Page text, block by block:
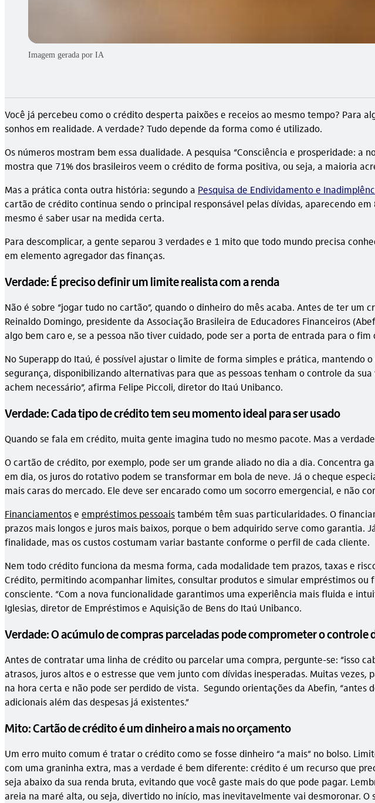
Imagem gerada por IA
Você já percebeu como o crédito desperta paixões e receios ao mesmo tempo? Para
sonhos em realidade. A verdade? Tudo depende da forma como é utilizado.
Os números mostram bem essa dualidade. A pesquisa “Consciência e prosperidade:
mostra que 71% dos brasileiros veem o crédito de forma positiva, ou seja, a maioria
Mas a prática conta outra história: segundo a Pesquisa de Endividamento e
cartão de crédito continua sendo o principal responsável pelas dívidas, aparecendo
mesmo é saber usar na medida certa.
Para descomplicar, a gente separou 3 verdades e 1 mito que todo mundo precisa
em elemento agregador das finanças.
Verdade: É preciso definir um limite realista com a renda
Não é sobre “jogar tudo no cartão”, quando o dinheiro do mês acaba. Antes de ter
Reinaldo Domingo, presidente da Associação Brasileira de Educadores Financeiros
algo bem caro e, se a pessoa não tiver cuidado, pode ser a porta de entrada para o
No Superapp do Itaú, é possível ajustar o limite de forma simples e prática, mantendo
segurança, disponibilizando alternativas para que as pessoas tenham o controle da
achem necessário”, afirma Felipe Piccoli, diretor do Itaú Unibanco.
Verdade: Cada tipo de crédito tem seu momento ideal para ser usado
Quando se fala em crédito, muita gente imagina tudo no mesmo pacote. Mas a
O cartão de crédito, por exemplo, pode ser um grande aliado no dia a dia. Concentra
em dia, os juros do rotativo podem se transformar em bola de neve. Já o cheque
mais caras do mercado. Ele deve ser encarado como um socorro emergencial, e não
Financiamentose empréstimos pessoaistambém têm suas particularidades. O
prazos mais longos e juros mais baixos, porque o bem adquirido serve como
finalidade, mas os custos costumam variar bastante conforme o perfil de cada cliente.
Nem todo crédito funciona da mesma forma, cada modalidade tem prazos, taxas e
Crédito, permitindo acompanhar limites, consultar produtos e simular empréstimos
consciente. “Com a nova funcionalidade garantimos uma experiência mais fluida e
Iglesias, diretor de Empréstimos e Aquisição de Bens do Itaú Unibanco.
Verdade: O acúmulo de compras parceladas pode comprometer o controle
Antes de contratar uma linha de crédito ou parcelar uma compra, pergunte-se: “isso
atrasos, juros altos e o estresse que vem junto com dívidas inesperadas. Muitas
na hora certa e não pode ser perdido de vista. Segundo orientações da Abefin,
adicionais além das despesas já existentes.”
Mito: Cartão de crédito é um dinheiro a mais no orçamento
Um erro muito comum é tratar o crédito como se fosse dinheiro “a mais” no bolso.
com uma graninha extra, mas a verdade é bem diferente: crédito é um recurso que
seja abaixo da sua renda bruta, evitando que você gaste mais do que pode pagar.
areia na maré alta, ou seja, divertido no início, mas inevitavelmente vai desmoronar.